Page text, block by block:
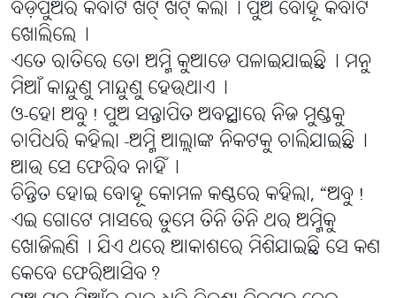
ବଡ଼ପୁଅର କବାଟ ଖଟ୍ ଖଟ୍ କଲା୤ ପୁଅ ବୋହୂ କବାଟ
ଖୋଲିଲେ୤
ଏତେ ରାତିରେ ତୋ ଅମ୍ମି କୁଆଡେ ପଳାଇଯାଇଛି୤ ମନୁ
ମିଆଁ କାନ୍ଦୁଣୁ ମାନ୍ଦୁଣୁ ହେଉଥାଏ୤
ଓ-ହୋ ଅବୁ! ପୁଅ ସନ୍ତାପିତ ଅବସ୍ଥାରେ ନିଜ ମୁଣ୍ଡକୁ
ଚାପିଧରି କହିଲା -ଅମ୍ମି ଆଲ୍ଲାଙ୍କ ନିକଟକୁ ଚାଲିଯାଇଛି୤
ଆଉ ସେ ଫେରିବ ନାହିଁ୤
ଚିନ୍ତିତ ହୋଇ ବୋହୂ କୋମଳ କଣ୍ଠରେ କହିଲା, “ଅବୁ!
ଏଇ ଗୋଟେ ମାସରେ ତୁମେ ତିନି ତିନି ଥର ଅମ୍ମିକୁ
ଖୋଜିଲଣି୤ ଯିଏ ଥରେ ଆକାଶରେ ମିଶିଯାଇଛି ସେ କଣ
କେବେ ଫେରିଆସିବ?